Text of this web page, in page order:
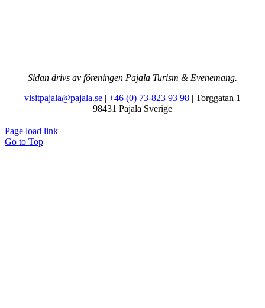
Sidan drivs av föreningen Pajala Turism & Evenemang.
visitpajala@pajala.se | +46 (0) 73-823 93 98 | Torggatan 1
98431 Pajala Sverige
Page load link
Go to Top